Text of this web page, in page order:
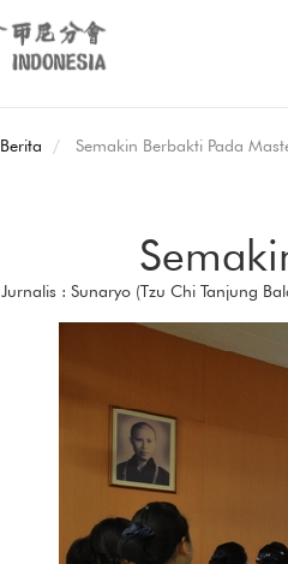
Berita Semakin Berbakti Pada
Jurnalis : Sunaryo (Tzu Chi Tanjung